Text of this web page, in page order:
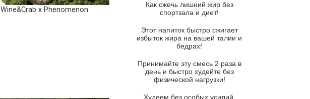
Wine&Crab x Phenomenon
Суп-крем из цветной капусты
Французский луковый суп
Суп из баклажанов с моцареллой
Грибной крем-суп с кростини с
козьим сыром
Суп мисо с зеленым луком и
Как сжечь лишний жир без
спортзала и диет!
Этот напиток быстро сжигает
избыток жира на вашей талии и
бедрах!
Принимайте эту смесь 2 раза в
день и быстро худейте без
физической нагрузки!
Худеем без особых усилий,